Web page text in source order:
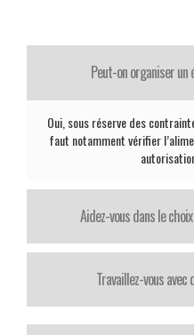
Peut-on organiser un
Oui, sous réserve des
faut notamment vérifier
Aidez-vous dans le
Travaillez-vous